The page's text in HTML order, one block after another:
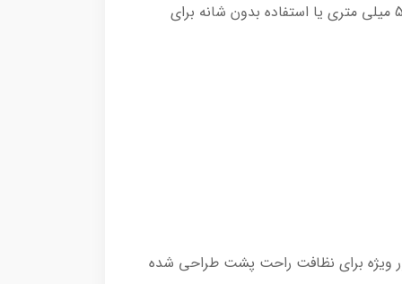
موبر دو طرفه و شانه به هر جهت سیستم اصلاح دارای 3 شانه قابل اتصال برای اصلاح 2 میلی متری، 3 میلی متری و 5 میلی متری یا استفاده بدون شانه برای
ویژه برای نظافت راحت پشت طراحی شده